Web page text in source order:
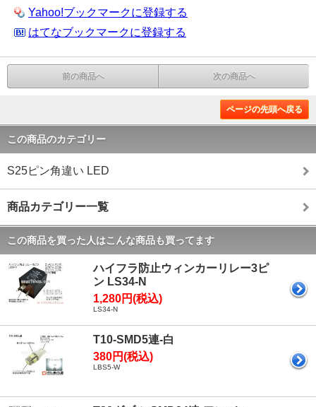
Yahoo!ブックマークに登録する
はてなブックマークに登録する
前の商品へ 次の商品へ
ページの先頭へ戻る
この商品のカテゴリー
S25ピン角違い LED
商品カテゴリー一覧
この商品を買った人はこんな商品も買ってます
ハイフラ防止ウィンカーリレー3ピ
ン LS34-N
1,280円(税込)
LS34-N
T10-SMD5連-白
380円(税込)
LBS5-W